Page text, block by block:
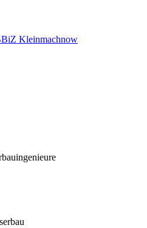
Kleinmachnow